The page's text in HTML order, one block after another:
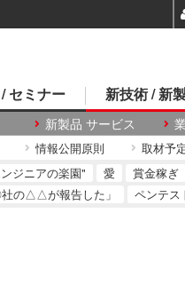
セミナー 新技術 / 新
新製品 サービス
情報公開原則 取材予
ジニアの楽園" 愛 賞金稼ぎ
社の△△が報告した」
ペンテス